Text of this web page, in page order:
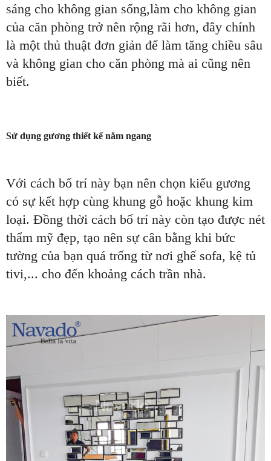
sáng cho không gian sống,làm cho không gian
của căn phòng trở nên rộng rãi hơn, đây chính
là một thủ thuật đơn giản để làm tăng chiều sâu
và không gian cho căn phòng mà ai cũng nên
biết.
Sử dụng gương thiết kế nằm ngang
Với cách bố trí này bạn nên chọn kiểu gương
có sự kết hợp cùng khung gỗ hoặc khung kim
loại. Đồng thời cách bố trí này còn tạo được nét
thẩm mỹ đẹp, tạo nên sự cân bằng khi bức
tường của bạn quá trống từ nơi ghế sofa, kệ tủ
tivi,... cho đến khoảng cách trần nhà.